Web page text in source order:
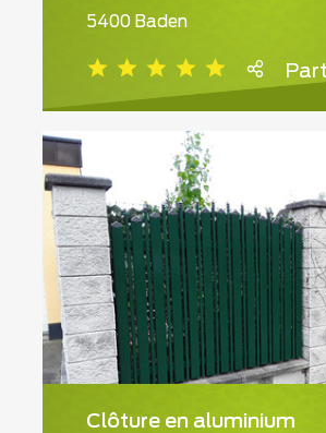
5400 Baden
Clôture en aluminium